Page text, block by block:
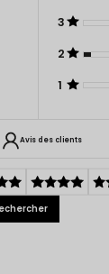
3
2
1
Avis des clients